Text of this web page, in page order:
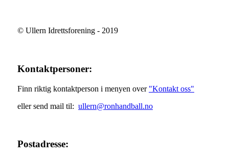
© Ullern Idrettsforening - 2019
Kontaktpersoner:
Finn riktig kontaktperson i menyen over "Kontakt oss"
eller send mail til: ullern@ronhandball.no
Postadresse: